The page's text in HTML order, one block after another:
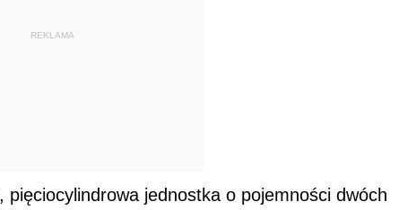
REKLAMA
jednostka o pojemności dwóch